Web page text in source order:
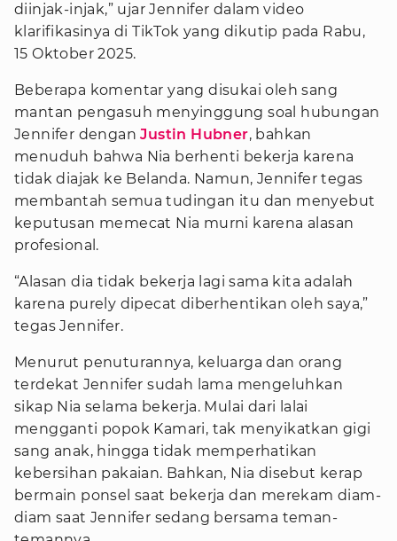
diinjak-injak,” ujar Jennifer dalam video
klarifikasinya di TikTok yang dikutip pada Rabu,
15 Oktober 2025.
Beberapa komentar yang disukai oleh sang
mantan pengasuh menyinggung soal hubungan
Jennifer denganJustin Hubner, bahkan
menuduh bahwa Nia berhenti bekerja karena
tidak diajak ke Belanda. Namun, Jennifer tegas
membantah semua tudingan itu dan menyebut
keputusan memecat Nia murni karena alasan
profesional.
“Alasan dia tidak bekerja lagi sama kita adalah
karena purely dipecat diberhentikan oleh saya,”
tegas Jennifer.
Menurut penuturannya, keluarga dan orang
terdekat Jennifer sudah lama mengeluhkan
sikap Nia selama bekerja. Mulai dari lalai
mengganti popok Kamari, tak menyikatkan gigi
sang anak, hingga tidak memperhatikan
kebersihan pakaian. Bahkan, Nia disebut kerap
bermain ponsel saat bekerja dan merekam diam-
diam saat Jennifer sedang bersama teman-